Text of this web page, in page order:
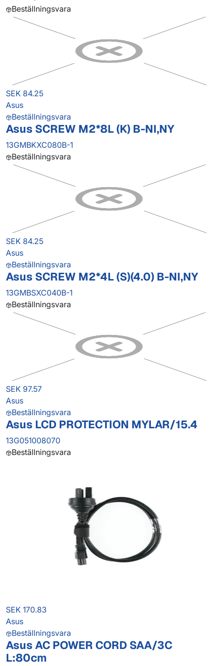
Beställningsvara
SEK 84.25
Asus
Beställningsvara
Asus SCREW M2*8L (K) B-NI,NY
13GMBKXC080B-1
Beställningsvara
SEK 84.25
Asus
Beställningsvara
Asus SCREW M2*4L (S)(4.0) B-NI,NY
13GMBSXC040B-1
Beställningsvara
SEK 97.57
Asus
Beställningsvara
Asus LCD PROTECTION MYLAR/15.4
13G051008070
Beställningsvara
SEK 170.83
Asus
Beställningsvara
Asus AC POWER CORD SAA/3C
L:80cm